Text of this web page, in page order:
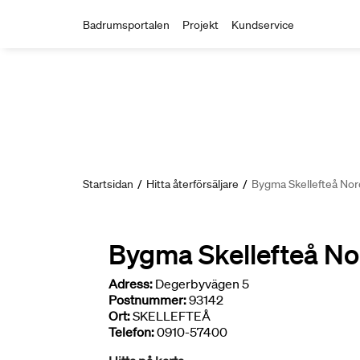
Badrumsportalen Projekt Kundservice
Startsidan / Hitta återförsäljare / Bygma Skellefteå
Bygma Skellefteå
Adress: Degerbyvägen 5
Postnummer:93142
Ort:SKELLEFTEÅ
Telefon:0910-57400